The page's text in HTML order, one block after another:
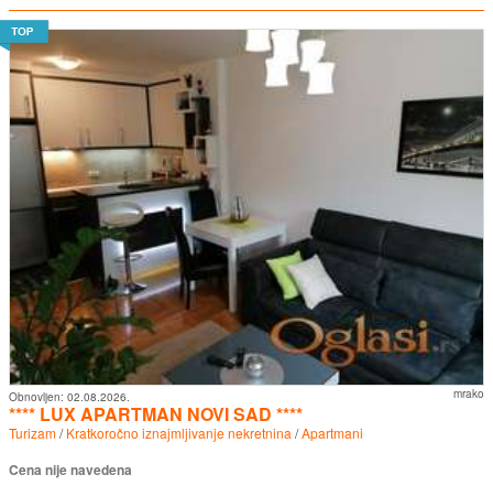
mrako
Obnovljen: 02.08.2026.
**** LUX APARTMAN NOVI SAD ****
Turizam/Kratkoročno iznajmljivanje nekretnina /Apartmani
Cena nije navedena